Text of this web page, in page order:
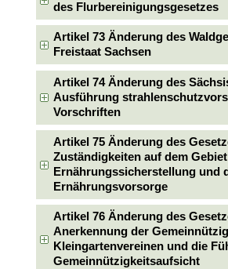
des Flurbereinigungsgesetzes
Artikel 73 Änderung des
Freistaat Sachsen
Artikel 74 Änderung des
Ausführung
Vorschriften
Artikel 75 Änderung des
Zuständigkeiten auf dem
Ernährungssicherstellung und
Ernährungsvorsorge
Artikel 76 Änderung des
Anerkennung der
Kleingartenvereinen und die
Gemeinnützigkeitsaufsicht